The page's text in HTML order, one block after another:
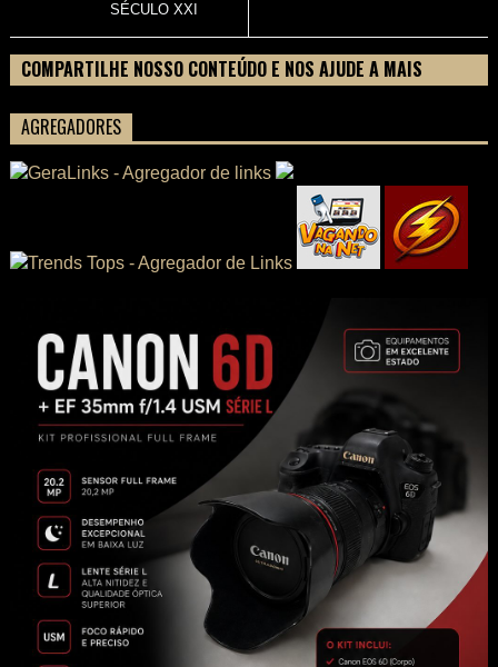
SÉCULO XXI
COMPARTILHE NOSSO CONTEÚDO E NOS AJUDE A MAIS
AGREGADORES